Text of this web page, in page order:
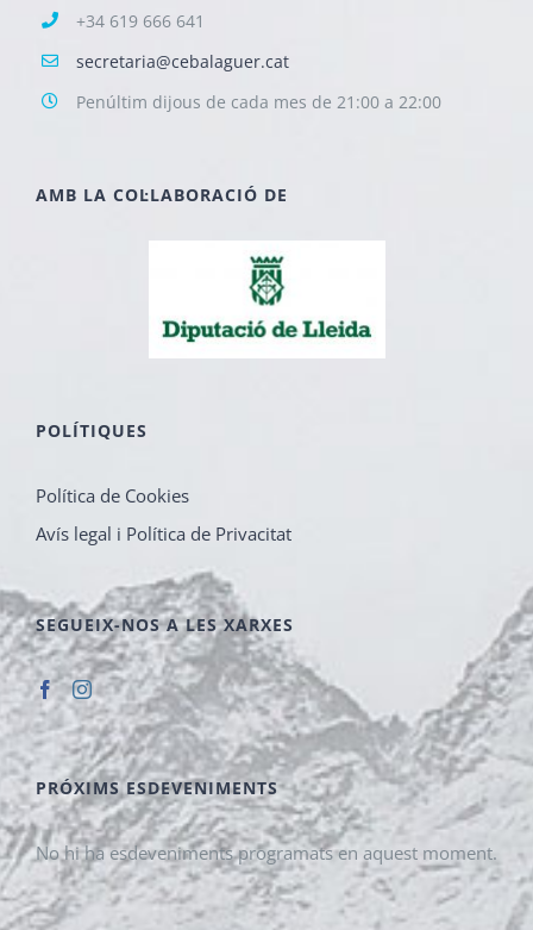
+34 619 666 641
secretaria@cebalaguer.cat
Penúltim dijous de cada mes de 21:00 a 22:00
AMB LA COL·LABORACIÓ DE
POLÍTIQUES
Política de Cookies
Avís legal i Política de Privacitat
SEGUEIX-NOS A LES XARXES
PRÓXIMS ESDEVENIMENTS
No hi ha esdeveniments programats en aquest moment.